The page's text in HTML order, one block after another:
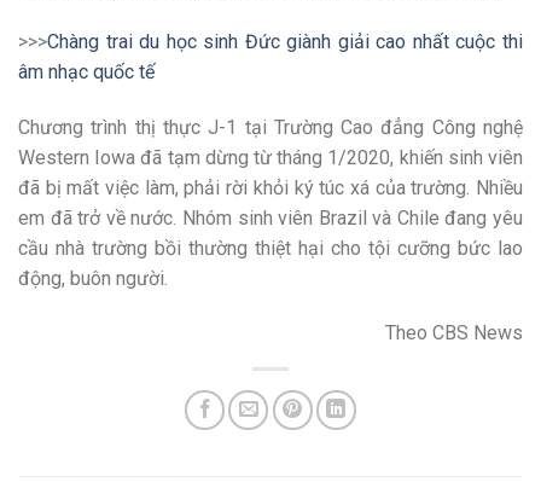
>>>Chàng trai du học sinh Đức giành giải cao nhất cuộc thi
âm nhạc quốc tế
Chương trình thị thực J-1 tại Trường Cao đẳng Công nghệ
Western Iowa đã tạm dừng từ tháng 1/2020, khiến sinh viên
đã bị mất việc làm, phải rời khỏi ký túc xá của trường. Nhiều
em đã trở về nước. Nhóm sinh viên Brazil và Chile đang yêu
cầu nhà trường bồi thường thiệt hại cho tội cưỡng bức lao
động, buôn người.
Theo CBS News